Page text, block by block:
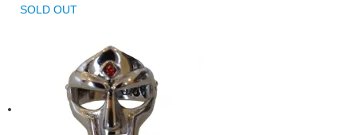
SOLD OUT